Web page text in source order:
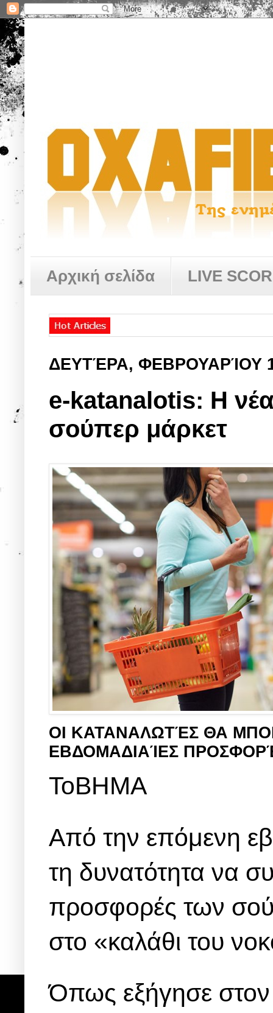
Αρχική σελίδα LIVE
ΔΕΥΤΈΡΑ, ΦΕΒΡΟΥΑΡΊΟΥ
e-katanalotis: Η νέα
σούπερ μάρκετ
ΟΙ ΚΑΤΑΝΑΛΩΤΈΣ ΘΑ
ΕΒΔΟΜΑΔΙΑΊΕΣ
ΤοΒΗΜΑ
Από την επόμενη
τη δυνατότητα να
προσφορές των
στο «καλάθι του
Όπως εξήγησε στον